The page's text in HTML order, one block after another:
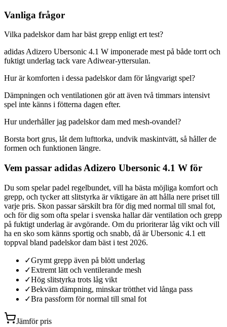
Vanliga frågor
Vilka padelskor dam har bäst grepp enligt ert test?
adidas Adizero Ubersonic 4.1 W imponerade mest på både torrt och
fuktigt underlag tack vare Adiwear-yttersulan.
Hur är komforten i dessa padelskor dam för långvarigt spel?
Dämpningen och ventilationen gör att även två timmars intensivt
spel inte känns i fötterna dagen efter.
Hur underhåller jag padelskor dam med mesh-ovandel?
Borsta bort grus, låt dem lufttorka, undvik maskintvätt, så håller de
formen och funktionen längre.
Vem passar adidas Adizero Ubersonic 4.1 W för
Du som spelar padel regelbundet, vill ha bästa möjliga komfort och
grepp, och tycker att slitstyrka är viktigare än att hålla nere priset till
varje pris. Skon passar särskilt bra för dig med normal till smal fot,
och för dig som ofta spelar i svenska hallar där ventilation och grepp
på fuktigt underlag är avgörande. Om du prioriterar låg vikt och vill
ha en sko som känns sportig och snabb, då är Ubersonic 4.1 ett
toppval bland padelskor dam bäst i test 2026.
✓Grymt grepp även på blött underlag
✓Extremt lätt och ventilerande mesh
✓Hög slitstyrka trots låg vikt
✓Bekväm dämpning, minskar trötthet vid långa pass
✓Bra passform för normal till smal fot
Jämför pris